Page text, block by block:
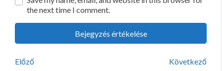
the next time I comment.
Előző Következő